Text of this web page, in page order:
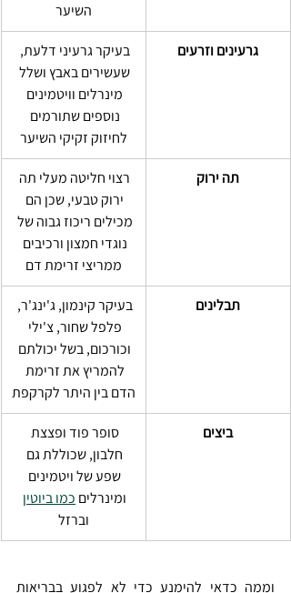
השיער
גרעינים וזרעים
בעיקר גרעיני דלעת,
שעשירים באבץ ושלל
מינרלים וויטמינים
נוספים שתורמים
לחיזוק זקיקי השיער
תה ירוק
רצוי חליטה מעלי תה
ירוק טבעי, שכן הם
מכילים ריכוז גבוה של
נוגדי חמצון ורכיבים
ממריצי זרימת דם
תבלינים
בעיקר קינמון, ג'ינג'ר,
פלפל שחור, צ'ילי
וכורכום, בשל יכולתם
להמריץ את זרימת
הדם בין היתר לקרקפת
ביצים
סופר פוד ופצצת
חלבון, שכוללת גם
שפע של ויטמינים
ומינרלים כמו ביוטין
וברזל